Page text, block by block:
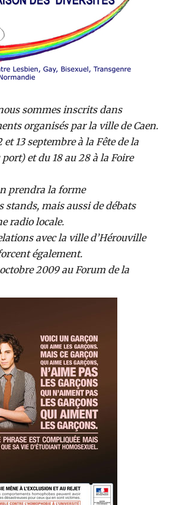
sommes inscrits dans
organisés par la ville de Caen.
et 13 septembre à la Fête de la
port) et du 18 au 28 à la Foire
prendra la forme
stands, mais aussi de débats
radio locale.
avec la ville d’Hérouville
également.
2009 au Forum de la